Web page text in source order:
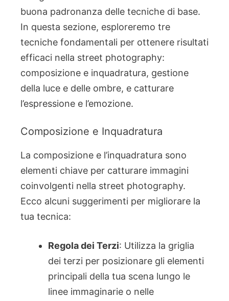
buona padronanza delle tecniche di base.
In questa sezione, esploreremo tre
tecniche fondamentali per ottenere risultati
efficaci nella street photography:
composizione e inquadratura, gestione
della luce e delle ombre, e catturare
l’espressione e l’emozione.
Composizione e Inquadratura
La composizione e l’inquadratura sono
elementi chiave per catturare immagini
coinvolgenti nella street photography.
Ecco alcuni suggerimenti per migliorare la
tua tecnica:
Regola dei Terzi: Utilizza la griglia
dei terzi per posizionare gli elementi
principali della tua scena lungo le
linee immaginarie o nelle